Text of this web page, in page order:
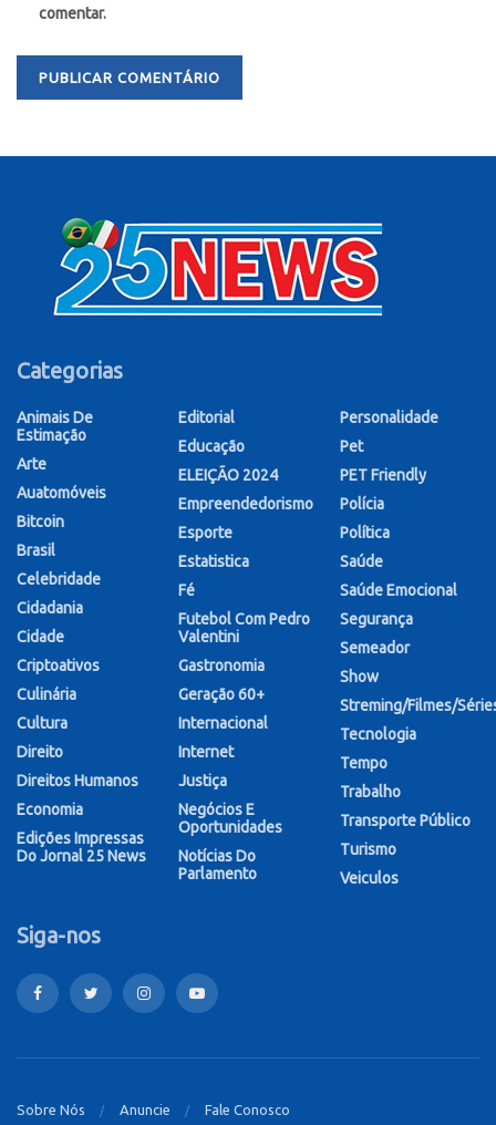
comentar.
Categorias
Animais De
Estimação
Arte
Auatomóveis
Bitcoin
Brasil
Celebridade
Cidadania
Cidade
Criptoativos
Culinária
Cultura
Direito
Direitos Humanos
Economia
Edições Impressas
Do Jornal 25 News
Editorial
Educação
ELEIÇÃO 2024
Empreendedorismo
Esporte
Estatistica
Fé
Futebol Com Pedro
Valentini
Gastronomia
Geração 60+
Internacional
Internet
Justiça
Negócios E
Oportunidades
Notícias Do
Parlamento
Personalidade
Pet
PET Friendly
Polícia
Política
Saúde
Saúde Emocional
Segurança
Semeador
Show
Streming/Filmes/
Tecnologia
Tempo
Trabalho
Transporte Público
Turismo
Veiculos
Siga-nos
Sobre Nós Anuncie Fale Conosco